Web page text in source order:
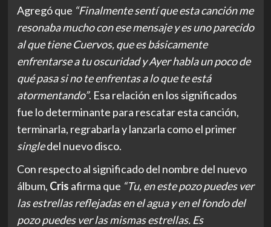
Agregó que “Finalmente sentí que esta canción me
resonaba mucho con ese mensaje y es uno parecido
al que tiene Cuervos, que es básicamente
enfrentarse a tu oscuridad y Ayer habla un poco de
qué pasa si no te enfrentas a lo que te está
atormentando”. Esa relación en los significados
fue lo determinante para rescatar esta canción,
terminarla, regrabarla y lanzarla como el primer
singledel nuevo disco.
Con respecto al significado del nombre del nuevo
álbum, Cris afirma que “Tu, en este pozo puedes ver
las estrellas reflejadas en el agua y en el fondo del
pozo puedes ver las mismas estrellas. Es